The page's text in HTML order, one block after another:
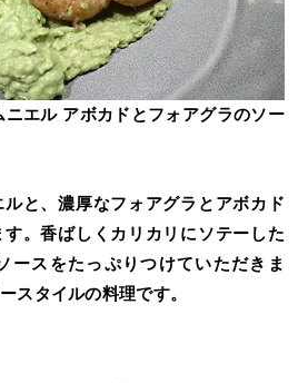
エル アボカドとフォアグラのソー
と、濃厚なフォアグラとアボカド
。香ばしくカリカリにソテーした
ースをたっぷりつけていただきま
スタイルの料理です。